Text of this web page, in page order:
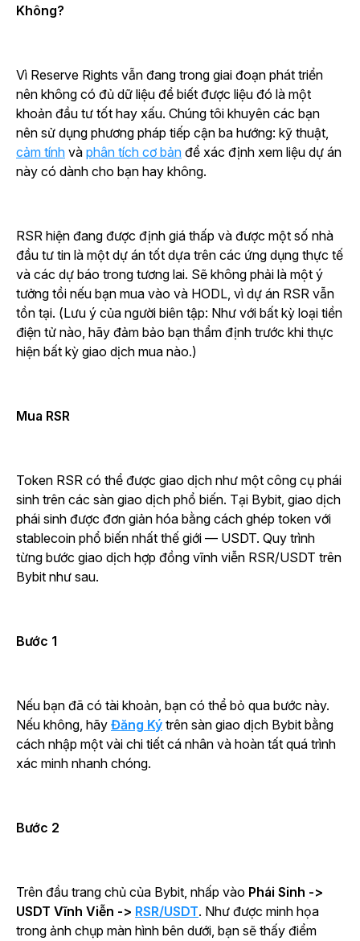
Không?
Vì Reserve Rights vẫn đang trong giai đoạn phát triển
nên không có đủ dữ liệu để biết được liệu đó là một
khoản đầu tư tốt hay xấu. Chúng tôi khuyên các bạn
nên sử dụng phương pháp tiếp cận ba hướng: kỹ thuật,
cảm tính và phân tích cơ bản để xác định xem liệu dự án
này có dành cho bạn hay không.
RSR hiện đang được định giá thấp và được một số nhà
đầu tư tin là một dự án tốt dựa trên các ứng dụng thực tế
và các dự báo trong tương lai. Sẽ không phải là một ý
tưởng tồi nếu bạn mua vào và HODL, vì dự án RSR vẫn
tồn tại. (Lưu ý của người biên tập: Như với bất kỳ loại tiền
điện tử nào, hãy đảm bảo bạn thẩm định trước khi thực
hiện bất kỳ giao dịch mua nào.)
Mua RSR
Token RSR có thể được giao dịch như một công cụ phái
sinh trên các sàn giao dịch phổ biến. Tại Bybit, giao dịch
phái sinh được đơn giản hóa bằng cách ghép token với
stablecoin phổ biến nhất thế giới — USDT. Quy trình
từng bước giao dịch hợp đồng vĩnh viễn RSR/USDT trên
Bybit như sau.
Bước 1
Nếu bạn đã có tài khoản, bạn có thể bỏ qua bước này.
Nếu không, hãy Đăng Ký trên sàn giao dịch Bybit bằng
cách nhập một vài chi tiết cá nhân và hoàn tất quá trình
xác minh nhanh chóng.
Bước 2
Trên đầu trang chủ của Bybit, nhấp vào Phái Sinh ->
USDT Vĩnh Viễn -> RSR/USDT. Như được minh họa
trong ảnh chụp màn hình bên dưới, bạn sẽ thấy điểm